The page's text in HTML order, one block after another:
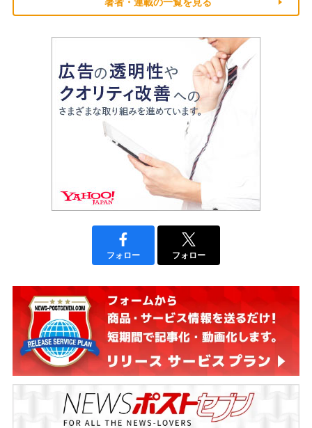
フォロー フォロー